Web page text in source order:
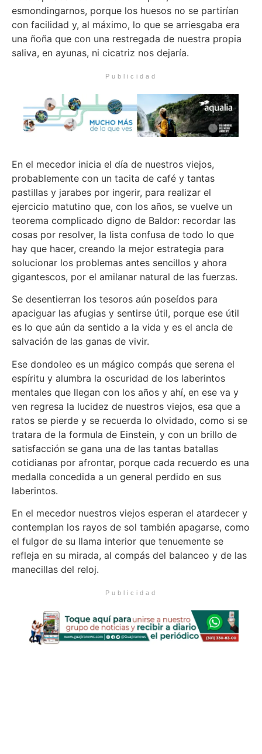
esmondingarnos, porque los huesos no se partirían
con facilidad y, al máximo, lo que se arriesgaba era
una ñoña que con una restregada de nuestra propia
saliva, en ayunas, ni cicatriz nos dejaría.
Publicidad
En el mecedor inicia el día de nuestros viejos,
probablemente con un tacita de café y tantas
pastillas y jarabes por ingerir, para realizar el
ejercicio matutino que, con los años, se vuelve un
teorema complicado digno de Baldor: recordar las
cosas por resolver, la lista confusa de todo lo que
hay que hacer, creando la mejor estrategia para
solucionar los problemas antes sencillos y ahora
gigantescos, por el amilanar natural de las fuerzas.
Se desentierran los tesoros aún poseídos para
apaciguar las afugias y sentirse útil, porque ese útil
es lo que aún da sentido a la vida y es el ancla de
salvación de las ganas de vivir.
Ese dondoleo es un mágico compás que serena el
espíritu y alumbra la oscuridad de los laberintos
mentales que llegan con los años y ahí, en ese va y
ven regresa la lucidez de nuestros viejos, esa que a
ratos se pierde y se recuerda lo olvidado, como si se
tratara de la formula de Einstein, y con un brillo de
satisfacción se gana una de las tantas batallas
cotidianas por afrontar, porque cada recuerdo es una
medalla concedida a un general perdido en sus
laberintos.
En el mecedor nuestros viejos esperan el atardecer y
contemplan los rayos de sol también apagarse, como
el fulgor de su llama interior que tenuemente se
refleja en su mirada, al compás del balanceo y de las
manecillas del reloj.
Publicidad